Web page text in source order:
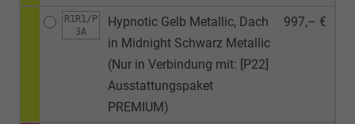
R1R1/P
3A
Hypnotic Gelb Metallic, Dach
in Midnight Schwarz Metallic
(Nur in Verbindung mit: [P22]
Ausstattungspaket
PREMIUM)
997,– €